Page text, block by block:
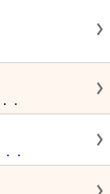
・
・